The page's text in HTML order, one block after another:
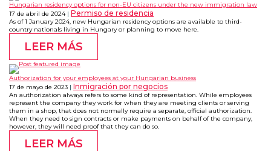
Hungarian residency options for non-EU citizens under the new immigration law
17 de abril de 2024
Permiso de residencia
As of 1 January 2024, new Hungarian residency options are available to third-
country nationals living in Hungary or planning to move here.
LEER MÁS
Authorization for your employees at your Hungarian business
17 de mayo de 2023
Inmigración por negocios
An authorization always refers to some kind of representation. While employees
represent the company they work for when they are meeting clients or serving
them in a shop, that does not normally require a separate, official authorization.
When they need to sign contracts or make payments on behalf of the company,
however, they will need proof that they can do so.
LEER MÁS